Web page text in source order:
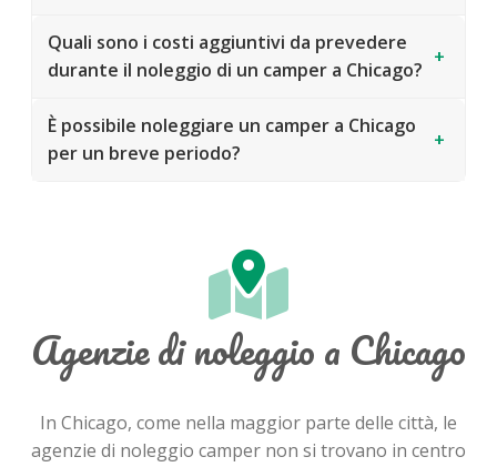
Quali sono i costi aggiuntivi da prevedere
durante il noleggio di un camper a Chicago?
+
È possibile noleggiare un camper a Chicago
per un breve periodo?
+
Agenzie di noleggio a Chicago
In Chicago, come nella maggior parte delle città, le
agenzie di noleggio camper non si trovano in centro